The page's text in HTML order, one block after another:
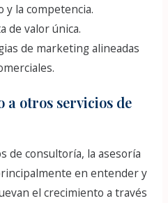
y la competencia.
de valor única.
de marketing alineadas
a otros servicios de
de consultoría, la asesoría
en entender y
el crecimiento a través